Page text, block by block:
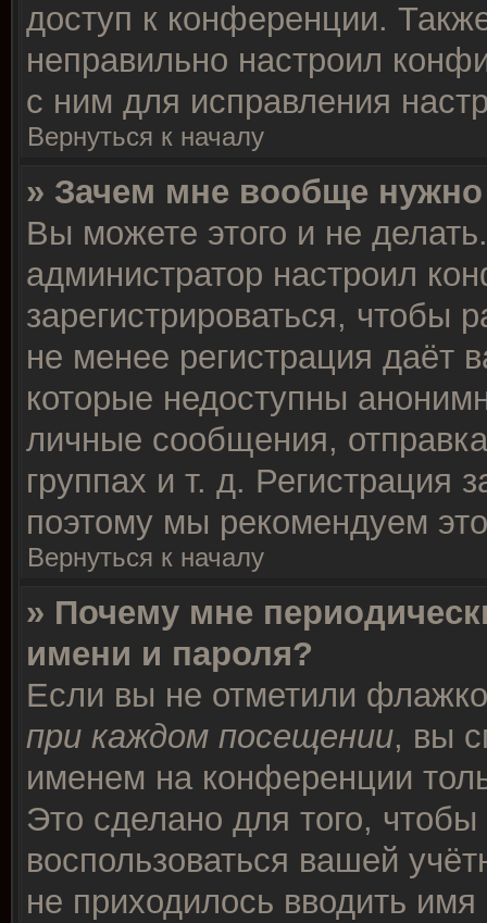
доступ к конференции.
неправильно настроил
с ним для исправления
Вернуться к началу
» Зачем мне вообще нужно
Вы можете этого и не
администратор настроил
зарегистрироваться, чтобы
не менее регистрация даёт
которые недоступны
личные сообщения,
группах и т. д. Регистрация
поэтому мы рекомендуем
Вернуться к началу
» Почему мне
имени и пароля?
Если вы не отметили
при каждом посещении, вы
именем на конференции
Это сделано для того, чтобы
воспользоваться вашей
не приходилось вводить